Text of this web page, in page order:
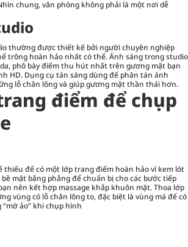
chung, văn phòng không phải là một nơi dễ
thường được thiết kế bởi người chuyên nghiệp
trông hoàn hảo nhất có thể. Ánh sáng trong studio
phô bày điểm thu hút nhất trên gương mặt bạn
HD. Dụng cụ tán sáng dùng để phân tán ánh
lỗ chân lông và giúp gương mặt thần thái hơn.
điểm để chụp
thiếu để có một lớp trang điểm hoàn hảo vì kem lót
mặt bằng phẳng để chuẩn bị cho các bước tiếp
nên kết hợp massage khắp khuôn mặt. Thoa lớp
vùng có lỗ chân lông to, đặc biệt là vùng má để có
ảo” khi chụp hình